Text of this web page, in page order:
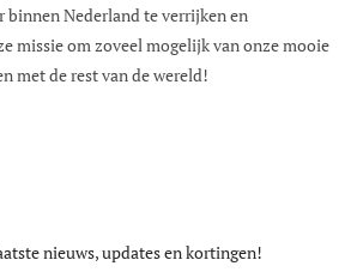
binnen Nederland te verrijken en
missie om zoveel mogelijk van onze mooie
met de rest van de wereld!
nieuws, updates en kortingen!